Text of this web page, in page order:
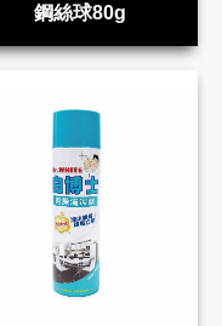
鋼絲球80g